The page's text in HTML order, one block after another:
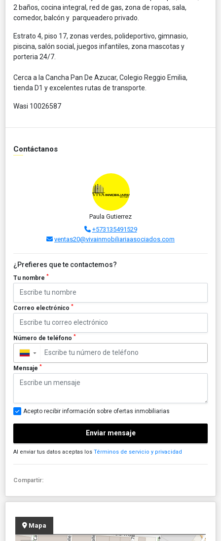
2 baños, cocina integral, red de gas, zona de ropas, sala,
comedor, balcón y parqueadero privado.
Estrato 4, piso 17, zonas verdes, polideportivo, gimnasio,
piscina, salón social, juegos infantiles, zona mascotas y
porteria 24/7.
Cerca a la Cancha Pan De Azucar, Colegio Reggio Emilia,
tienda D1 y excelentes rutas de transporte.
Wasi 10026587
Contáctanos
Paula Gutierrez
+573135491529
ventas20@vivainmobiliariaasociados.com
¿Prefieres que te contactemos?
Tu nombre *
Correo electrónico *
Número de teléfono *
▼
Mensaje *
Acepto recibir información sobre ofertas inmobiliarias
Enviar mensaje
Al enviar tus datos aceptas los Términos de servicio y privacidad
Compartir:
Mapa